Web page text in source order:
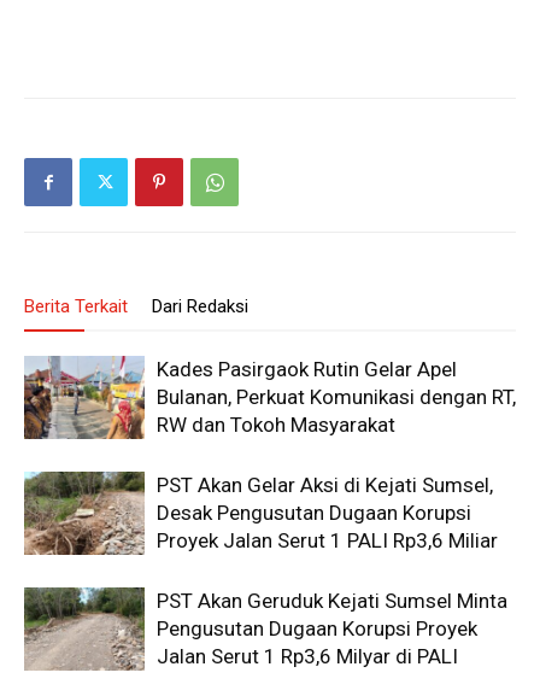
Berita Terkait Dari Redaksi
Kades Pasirgaok Rutin Gelar Apel
Bulanan, Perkuat Komunikasi dengan RT,
RW dan Tokoh Masyarakat
PST Akan Gelar Aksi di Kejati Sumsel,
Desak Pengusutan Dugaan Korupsi
Proyek Jalan Serut 1 PALI Rp3,6 Miliar
PST Akan Geruduk Kejati Sumsel Minta
Pengusutan Dugaan Korupsi Proyek
Jalan Serut 1 Rp3,6 Milyar di PALI